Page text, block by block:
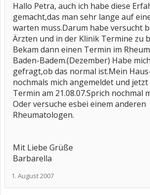
Hallo Petra, auch ich habe diese
gemacht,das man sehr lange auf
warten muss.Darum habe versucht
Ärzten und in der Klinik Termine zu
Bekam dann einen Termin im
Baden-Badem.(Dezember) Habe
gefragt,ob das normal ist.Mein
nochmals mich angemeldet und
Termin am 21.08.07.Sprich nochmal
Oder versuche esbei einem anderen
Rheumatologen.
Mit Liebe Grüße
Barbarella
1. August 2007